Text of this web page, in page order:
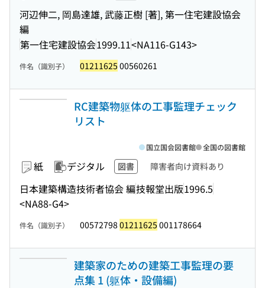
河辺伸二, 岡島達雄, 武藤正樹 [著], 第一住宅建設協会
編
第一住宅建設協会1999.11<NA116-G143>
件名（識別子） 01211625 00560261
RC建築物躯体の工事監理チェック
リスト
紙 デジタル 図書 障害者向け資料あり
日本建築構造技術者協会 編技報堂出版1996.5
<NA88-G4>
国立国会図書館 全国の図書館
件名（識別子） 00572798 01211625 001178664
建築家のための建築工事監理の要
点集 1 (躯体・設備編)